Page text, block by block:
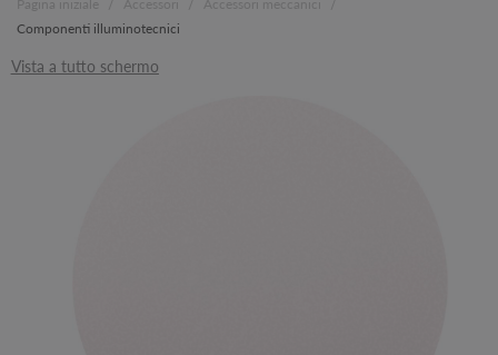
Componenti illuminotecnici
Vista a tutto schermo